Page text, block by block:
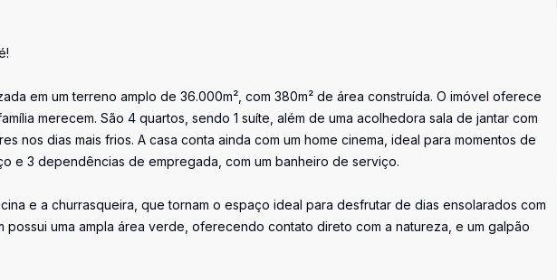
em um terreno amplo de 36.000m², com 380m² de área construída. O imóvel oferece
merecem. São 4 quartos, sendo 1 suíte, além de uma acolhedora sala de jantar com
nos dias mais frios. A casa conta ainda com um home cinema, ideal para momentos de
e 3 dependências de empregada, com um banheiro de serviço.
e a churrasqueira, que tornam o espaço ideal para desfrutar de dias ensolarados com
uma ampla área verde, oferecendo contato direto com a natureza, e um galpão